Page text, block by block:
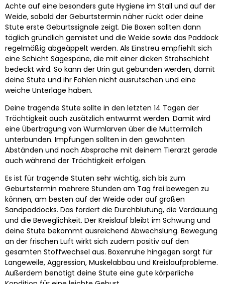
Achte auf eine besonders gute Hygiene im Stall und auf der
Weide, sobald der Geburtstermin näher rückt oder deine
Stute erste Geburtssignale zeigt. Die Boxen sollten dann
täglich gründlich gemistet und die Weide sowie das Paddock
regelmäßig abgeäppelt werden. Als Einstreu empfiehlt sich
eine Schicht Sägespäne, die mit einer dicken Strohschicht
bedeckt wird. So kann der Urin gut gebunden werden, damit
deine Stute und ihr Fohlen nicht ausrutschen und eine
weiche Unterlage haben.
Deine tragende Stute sollte in den letzten 14 Tagen der
Trächtigkeit auch zusätzlich entwurmt werden. Damit wird
eine Übertragung von Wurmlarven über die Muttermilch
unterbunden. Impfungen sollten in den gewohnten
Abständen und nach Absprache mit deinem Tierarzt gerade
auch während der Trächtigkeit erfolgen.
Es ist für tragende Stuten sehr wichtig, sich bis zum
Geburtstermin mehrere Stunden am Tag frei bewegen zu
können, am besten auf der Weide oder auf großen
Sandpaddocks. Das fördert die Durchblutung, die Verdauung
und die Beweglichkeit. Der Kreislauf bleibt im Schwung und
deine Stute bekommt ausreichend Abwechslung. Bewegung
an der frischen Luft wirkt sich zudem positiv auf den
gesamten Stoffwechsel aus. Boxenruhe hingegen sorgt für
Langeweile, Aggression, Muskelabbau und Kreislaufprobleme.
Außerdem benötigt deine Stute eine gute körperliche